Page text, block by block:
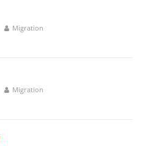
Migration
Migration